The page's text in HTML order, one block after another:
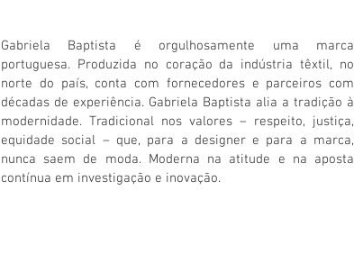
Gabriela Baptista é orgulhosamente uma marca
portuguesa. Produzida no coração da indústria têxtil, no
norte do país, conta com fornecedores e parceiros com
décadas de experiência. Gabriela Baptista alia a tradição à
modernidade. Tradicional nos valores – respeito, justiça,
equidade social – que, para a designer e para a marca,
nunca saem de moda. Moderna na atitude e na aposta
contínua em investigação e inovação.